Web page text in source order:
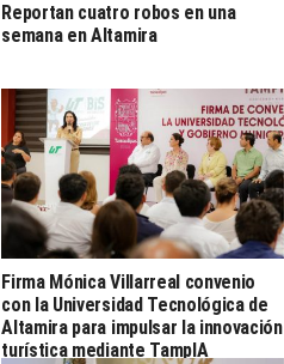
Reportan cuatro robos en una
semana en Altamira
Firma Mónica Villarreal convenio
con la Universidad Tecnológica de
Altamira para impulsar la innovación
turística mediante TampIA